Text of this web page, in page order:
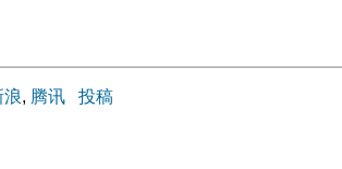
浪, 腾讯 投稿